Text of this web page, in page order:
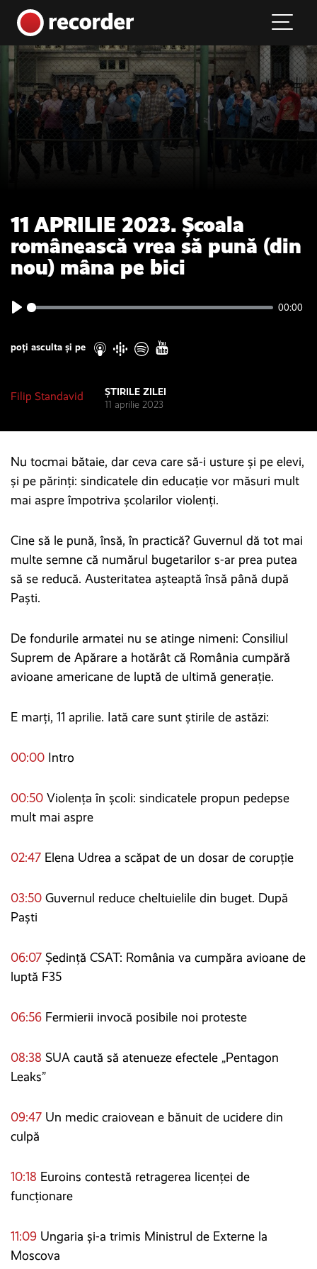
Skip to content
Main Navigation
11 APRILIE 2023. Școala
românească vrea să pună (din
nou) mâna pe bici
00:00
poți asculta și pe
Filip Standavid
ȘTIRILE ZILEI
11 aprilie 2023
Nu tocmai bătaie, dar ceva care să-i usture și pe elevi,
și pe părinți: sindicatele din educație vor măsuri mult
mai aspre împotriva școlarilor violenți.
Cine să le pună, însă, în practică? Guvernul dă tot mai
multe semne că numărul bugetarilor s-ar prea putea
să se reducă. Austeritatea așteaptă însă până după
Paști.
De fondurile armatei nu se atinge nimeni: Consiliul
Suprem de Apărare a hotărât că România cumpără
avioane americane de luptă de ultimă generație.
E marți, 11 aprilie. Iată care sunt știrile de astăzi:
00:00 Intro
00:50 Violența în școli: sindicatele propun pedepse
mult mai aspre
02:47 Elena Udrea a scăpat de un dosar de corupție
03:50 Guvernul reduce cheltuielile din buget. După
Paști
06:07 Ședință CSAT: România va cumpăra avioane de
luptă F35
06:56 Fermierii invocă posibile noi proteste
08:38 SUA caută să atenueze efectele „Pentagon
Leaks”
09:47 Un medic craiovean e bănuit de ucidere din
culpă
10:18 Euroins contestă retragerea licenței de
funcționare
11:09 Ungaria și-a trimis Ministrul de Externe la
Moscova